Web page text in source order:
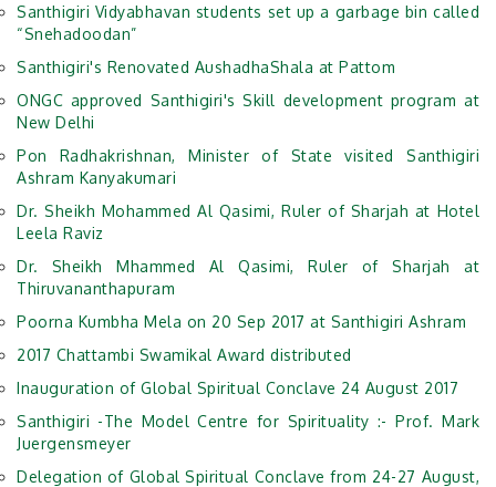
Santhigiri Vidyabhavan students set up a garbage bin called
“Snehadoodan”
Santhigiri's Renovated AushadhaShala at Pattom
ONGC approved Santhigiri's Skill development program at
New Delhi
Pon Radhakrishnan, Minister of State visited Santhigiri
Ashram Kanyakumari
Dr. Sheikh Mohammed Al Qasimi, Ruler of Sharjah at Hotel
Leela Raviz
Dr. Sheikh Mhammed Al Qasimi, Ruler of Sharjah at
Thiruvananthapuram
Poorna Kumbha Mela on 20 Sep 2017 at Santhigiri Ashram
2017 Chattambi Swamikal Award distributed
Inauguration of Global Spiritual Conclave 24 August 2017
Santhigiri -The Model Centre for Spirituality :- Prof. Mark
Juergensmeyer
Delegation of Global Spiritual Conclave from 24-27 August,